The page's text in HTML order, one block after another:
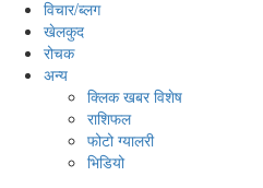
विचार/ब्लग
खेलकुद
रोचक
अन्य
क्लिक खबर विशेष
राशिफल
फोटो ग्यालरी
भिडियो